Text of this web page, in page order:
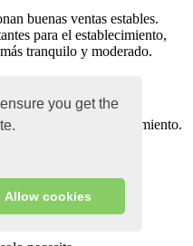
you get the
Allow cookies
buenas ventas estables.
para el establecimiento,
tranquilo y moderado.
en su establecimiento.